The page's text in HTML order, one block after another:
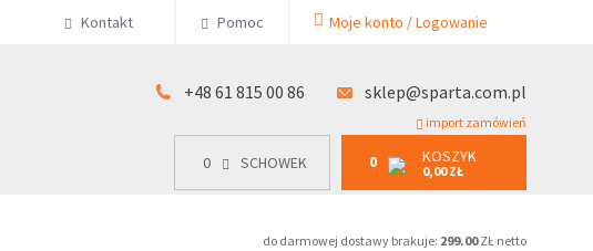
Kontakt Pomoc Moje konto / Logowanie
+48 61 815 00 86 sklep@sparta.com.pl
import zamówień
0 SCHOWEK 0 KOSZYK
0,00 ZŁ
do darmowej dostawy brakuje: 299.00ZŁ netto
0 SCHOWEK 0 KOSZYK
0,00 ZŁ
+48 61 815 00 86